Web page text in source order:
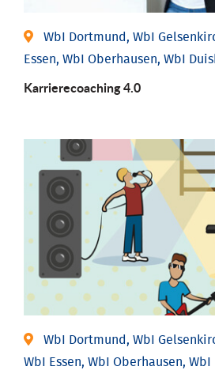
WbI Dortmund, WbI
Essen, WbI Oberhausen, WbI
Karriere­coaching 4.0
WbI Dortmund, WbI
WbI Essen, WbI Oberhausen,